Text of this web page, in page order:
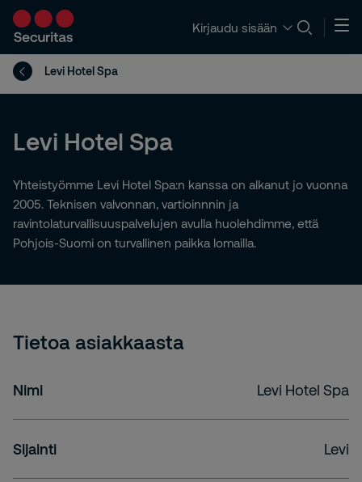
Kirjaudu sisään
Levi Hotel Spa
Levi Hotel Spa
Yhteistyömme Levi Hotel Spa:n kanssa on alkanut jo vuonna
2005. Teknisen valvonnan, vartioinnnin ja
ravintolaturvallisuuspalvelujen avulla huolehdimme, että
Pohjois-Suomi on turvallinen paikka lomailla.
Tietoa asiakkaasta
Nimi Levi Hotel Spa
Sijainti Levi